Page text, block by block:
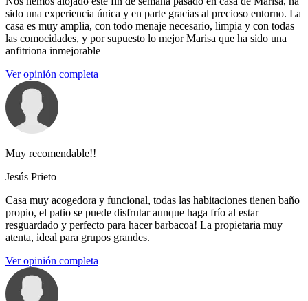
sido una experiencia única y en parte gracias al precioso entorno. La
casa es muy amplia, con todo menaje necesario, limpia y con todas
las comocidades, y por supuesto lo mejor Marisa que ha sido una
anfitriona inmejorable
Ver opinión completa
Muy recomendable!!
Jesús Prieto
Casa muy acogedora y funcional, todas las habitaciones tienen baño
propio, el patio se puede disfrutar aunque haga frío al estar
resguardado y perfecto para hacer barbacoa! La propietaria muy
atenta, ideal para grupos grandes.
Ver opinión completa